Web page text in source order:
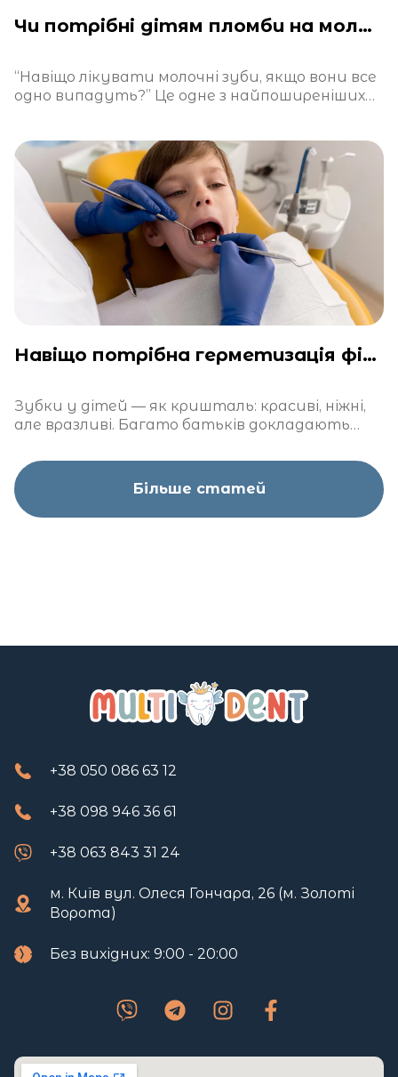
Чи потрібні дітям пломби на молочні зуби?
“Навіщо лікувати молочні зуби, якщо вони все
одно випадуть?” Це одне з найпоширеніших
Навіщо потрібна герметизація фісур у дітей?
Зубки у дітей — як кришталь: красиві, ніжні,
але вразливі. Багато батьків докладають
Більше статей
+38 050 086 63 12
+38 098 946 36 61
+38 063 843 31 24
м. Київ вул. Олеся Гончара, 26 (м. Золоті
Ворота)
Без вихідних: 9:00 - 20:00